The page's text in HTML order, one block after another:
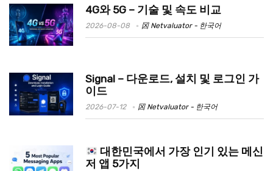
4G와 5G – 기술 및 속도 비교
2026-08-08 龱 Netvaluator - 한국어
Signal – 다운로드, 설치 및 로그인 가
이드
2026-07-12 龱 Netvaluator - 한국어
대한민국에서 가장 인기 있는 메신
저 앱 5가지